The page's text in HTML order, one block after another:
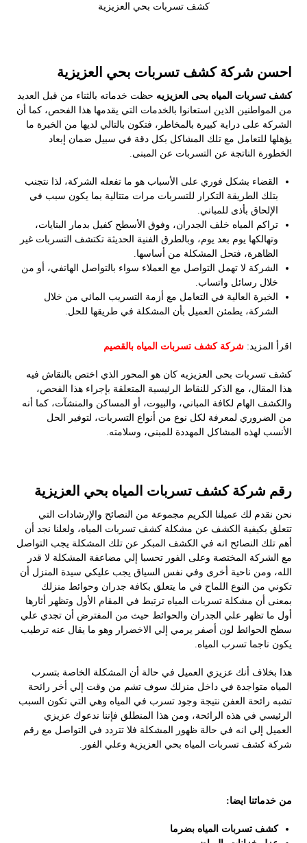
كشف تسربات بحي العزيزية
احسن شركة كشف تسربات بحي العزيزية
كشف تسربات المياه بحى العزيزيه حظت خدماته بالثناء من قبل العديد
من المواطنين الذين استعانوا بالخدمات التي يقدمها هذا الفحص، كما أن
الشركة على دراية كبيرة بالمخاطر، فتكون بالتالي لديها من الخبرة ما
يؤهلها للتعامل مع تلك المشاكل بكل دقة في سبيل ضمان إبعاد
الخطورة الناتجة عن التسربات عن المبنى.
القضاء بشكل فوري على الأسباب هو ما تفعله الشركة، لذا نتجنب
بتلك الطريقة التكرار للتسربات مرات متتالية بما يكون سبب في
الإلحاق بأذى للمباني.
تراكم المياه خلف الجدران، وفوق الأسطح كفيل بدمار البنايات،
وتهالكها يوم بعد يوم، وبالطرق الفنية الحديثة تكتشف التسربات غير
الظاهرة، فتحل المشكلة من أساسها.
الشركة لا تهمل التواصل مع العملاء سواء بالتواصل الهاتفي، أو من
خلال رسائل واتساب.
الخبرة العالية في التعامل مع أزمة التسريب المائي من خلال
الشركة، يطمئن العميل بأن المشكلة في طريقها للحل.
اقرأ المزيد:شركة كشف تسربات المياه بالقصيم
كشف تسربات بحى العزيزيه كان هو المحور الذي اختص بالنقاش فيه
هذا المقال، مع الذكر للنقاط الرئيسية المتعلقة بإجراء هذا الفحص،
والكشف الهام لكافة المباني، والبيوت، أو المساكن والمنشآت، كما أنه
من الضروري لمعرفة لكل نوع من أنواع التسربات، لتوفير الحل
الأنسب لهذه المشاكل المهددة للمبنى، وسلامته.
رقم شركة كشف تسربات المياه بحي العزيزية
نحن نقدم لك عميلنا الكريم مجموعة من النصائح والإرشادات التي
تتعلق بكيفية الكشف عن مشكلة كشف تسربات المياه، ولعلنا نجد أن
أهم تلك النصائح انه في الكشف المبكر عن تلك المشكلة يجب التواصل
مع الشركة المختصة وعلى الفور تحسبا إلي مضاعفة المشكلة لا قدر
الله، ومن ناحية أخرى وفي نفس السياق يجب عليكي سيدة المنزل أن
تكوني من النوع اللماح في ما يتعلق بكافة جدران وحوائط منزلك
بمعنى أن مشكلة تسربات المياه ترتبط في المقام الأول وتظهر أثارها
أول ما تظهر علي الجدران والحوائط حيث من المفترض أن تجدي علي
سطح الحوائط لون أصفر يرمي إلي الاخضرار وهو ما يقال عنه ترطيب
يكون ناجما تسرب المياه.
هذا بخلاف أنك عزيزي العميل في حالة أن المشكلة الخاصة بتسرب
المياه متواجدة في داخل منزلك سوف تشم من وقت إلي أخر رائحة
تشبه رائحة العفن نتيجة وجود تسرب في المياه وهي التي تكون السبب
الرئيسي في هذه الرائحة، ومن هذا المنطلق فإننا ندعوك عزيزي
العميل إلي انه في حالة ظهور المشكلة فلا تتردد في التواصل مع رقم
شركة كشف تسربات المياه بحي العزيزية وعلي الفور.
من خدماتنا ايضا:
كشف تسربات المياه بضرما